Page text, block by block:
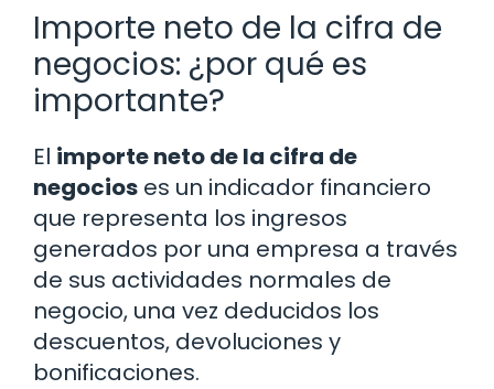
Importe neto de la cifra de
negocios: ¿por qué es
importante?
El importe neto de la cifra de
negocios es un indicador financiero
que representa los ingresos
generados por una empresa a través
de sus actividades normales de
negocio, una vez deducidos los
descuentos, devoluciones y
bonificaciones.